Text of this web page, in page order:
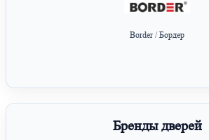
Border / Бордер
Бренды дверей